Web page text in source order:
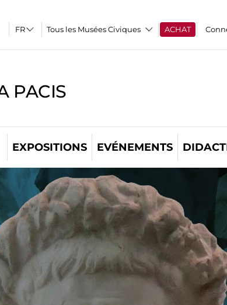
Tous les Musées Civiques ACHAT
PACIS
EXPOSITIONS EVÉNEMENTS